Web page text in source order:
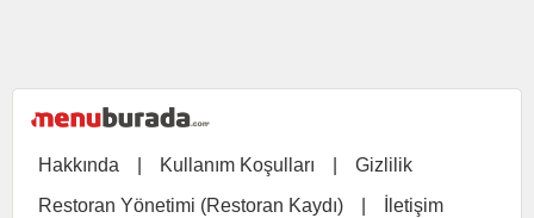
Hakkında Kullanım Koşulları
Gizlilik
Restoran Yönetimi (Restoran Kaydı)
İletişim